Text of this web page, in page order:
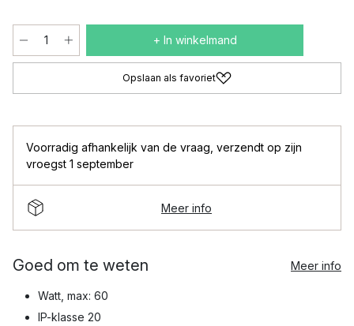
+ In winkelmand
Opslaan als favoriet
Voorradig afhankelijk van de vraag verzendt op zijn
vroegst 1 september
Meer info
Goed om te weten Meer info
Watt, max: 60
IP-klasse 20